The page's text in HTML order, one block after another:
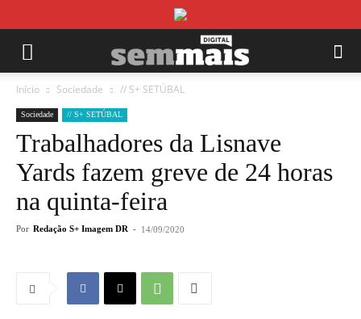
Início Sociedade // S+ SETÚBAL
Sociedade // S+ SETÚBAL
Trabalhadores da Lisnave
Yards fazem greve de 24 horas
na quinta-feira
Por Redação S+ Imagem DR - 14/09/2020